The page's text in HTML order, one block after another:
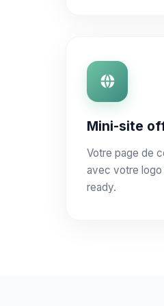
Mini-site
Votre page de
avec votre logo
ready.